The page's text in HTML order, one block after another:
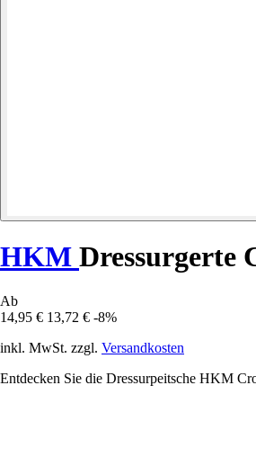
HKM Dressurgerte
Ab
14,95 € 13,72 € -8%
inkl. MwSt. zzgl. Versandkosten
Entdecken Sie die Dressurpeitsche HKM